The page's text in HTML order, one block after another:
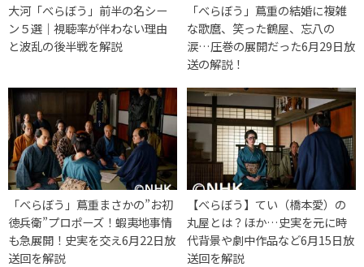
大河「べらぼう」前半の名シー
ン５選｜視聴率が伴わない理由
と波乱の後半戦を解説
「べらぼう」蔦重の結婚に複雑
な歌麿、笑った鶴屋、忘八の
涙…圧巻の展開だった6月29日放
送の解説！
「べらぼう」蔦重まさかの”お初
徳兵衛”プロポーズ！蝦夷地事情
も急展開！史実を交え6月22日放
送回を解説
【べらぼう】てい（橋本愛）の
丸屋とは？ほか…史実を元に時
代背景や劇中作品など6月15日放
送回を解説